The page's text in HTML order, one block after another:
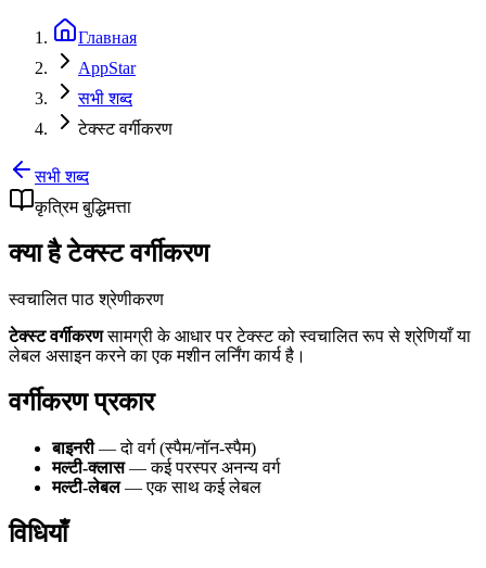
Главная
AppStar
सभी शब्द
टेक्स्ट वर्गीकरण
सभी शब्द
कृत्रिम बुद्धिमत्ता
क्या है टेक्स्ट वर्गीकरण
स्वचालित पाठ श्रेणीकरण
टेक्स्ट वर्गीकरणसामग्री के आधार पर टेक्स्ट को स्वचालित रूप से श्रेणियाँ या
लेबल असाइन करने का एक मशीन लर्निंग कार्य है।
वर्गीकरण प्रकार
बाइनरी— दो वर्ग (स्पैम/नॉन-स्पैम)
मल्टी-क्लास— कई परस्पर अनन्य वर्ग
मल्टी-लेबल— एक साथ कई लेबल
विधियाँ